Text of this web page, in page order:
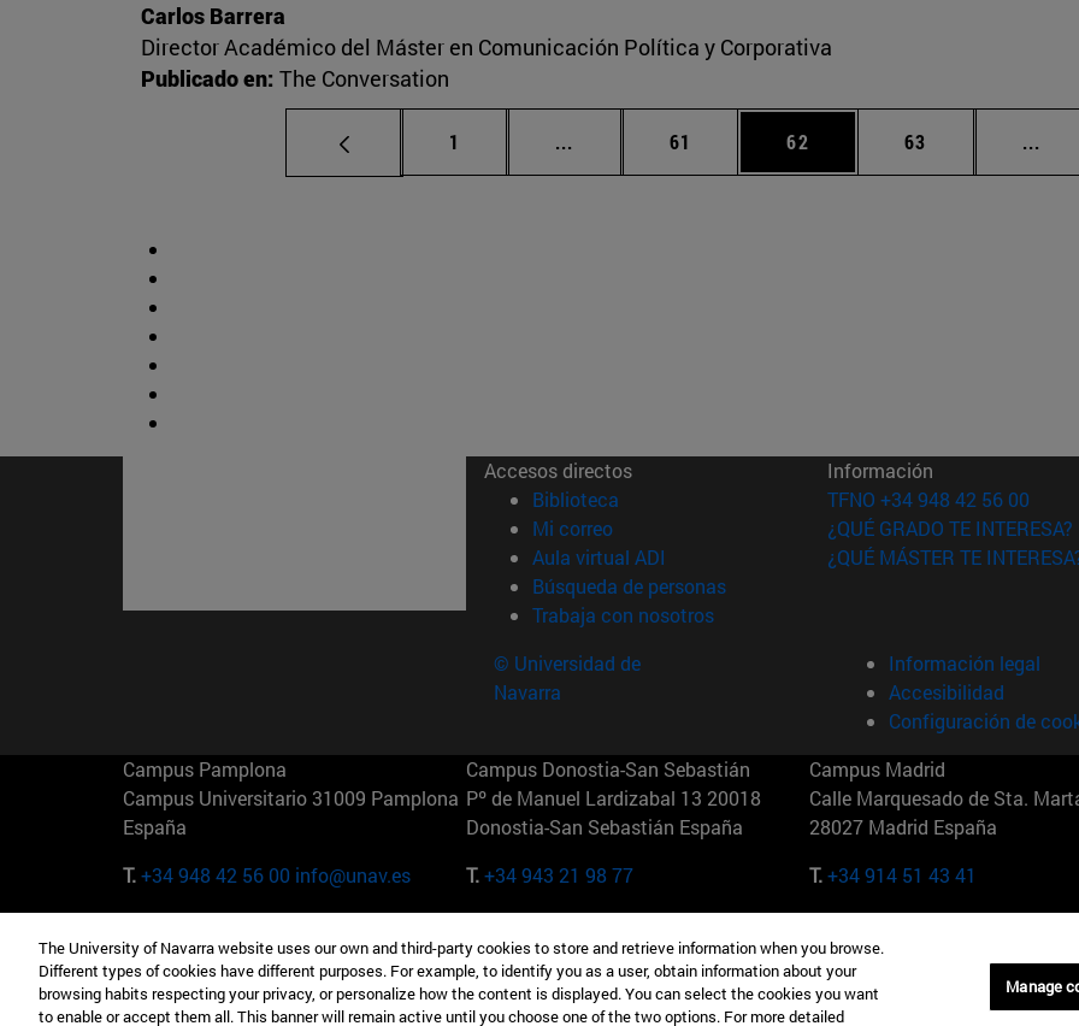
Carlos Barrera
Director Académico del Máster en Comunicación Política y Corporativa
Publicado en: The Conversation
Página
1 ... Páginas intermedias Use TAB para desplazarse.
Página
61 Página
62 Página
63 ...
Accesos directos
Biblioteca (abre en nueva ventana)
Mi correo(abre en nueva ventana)
Aula virtual ADI (abre en nueva ventana)
Búsqueda de personas(abre en nueva ventana)
Trabaja con nosotros(abre en nueva ventana)
Información
TFNO +34 948 42 56 00
¿QUÉ GRADO TE INTERESA?
¿QUÉ MÁSTER TE
© Universidad de
Navarra
Información legal
Accesibilidad
Configuración de
Campus Pamplona
Campus Universitario 31009 Pamplona
España
T.+34 948 42 56 00 info@unav.es
Campus Donostia-San Sebastián
Pº de Manuel Lardizabal 13 20018
Donostia-San Sebastián España
T.+34 943 21 98 77
Campus Madrid
Calle Marquesado de Sta.
28027 Madrid España
T.+34 914 51 43 41
Camino del Cerro Águila 3 28023
Madrid España
165 W 57th St 10019-2201 Nueva York
EE.UU
Maria-Theresia-Straße 15 81675
Múnich Alemania
The University of Navarra website uses our own and third-party cookies to store and retrieve information when you browse.
Different types of cookies have different purposes. For example, to identify you as a user, obtain information about your
browsing habits respecting your privacy, or personalize how the content is displayed. You can select the cookies you want
to enable or accept them all. This banner will remain active until you choose one of the two options. For more detailed
Manage